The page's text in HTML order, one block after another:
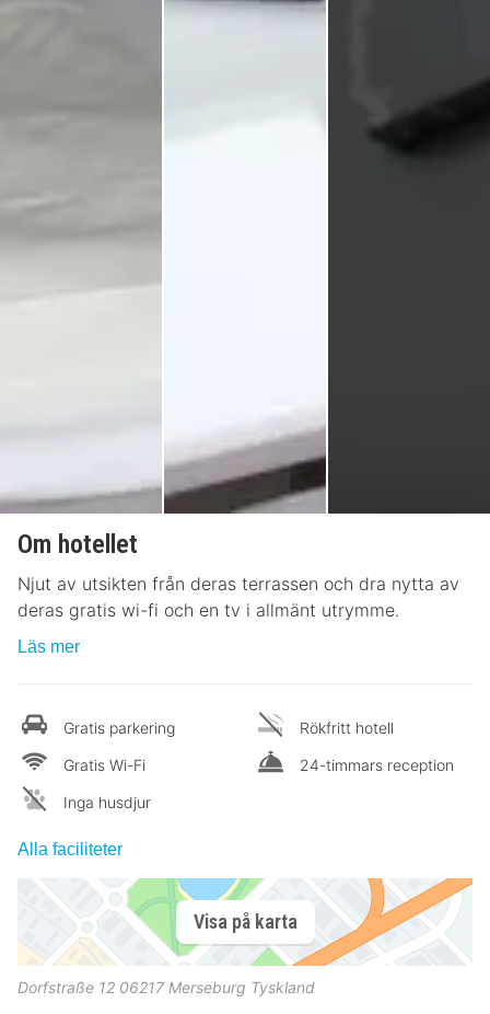
Om hotellet
Njut av utsikten från deras terrassen och dra nytta av
deras gratis wi-fi och en tv i allmänt utrymme.
Läs mer
Gratis parkering
Gratis Wi-Fi
Inga husdjur
Rökfritt hotell
24-timmars reception
Alla faciliteter
Visa på karta
Dorfstraße 12 06217 Merseburg Tyskland